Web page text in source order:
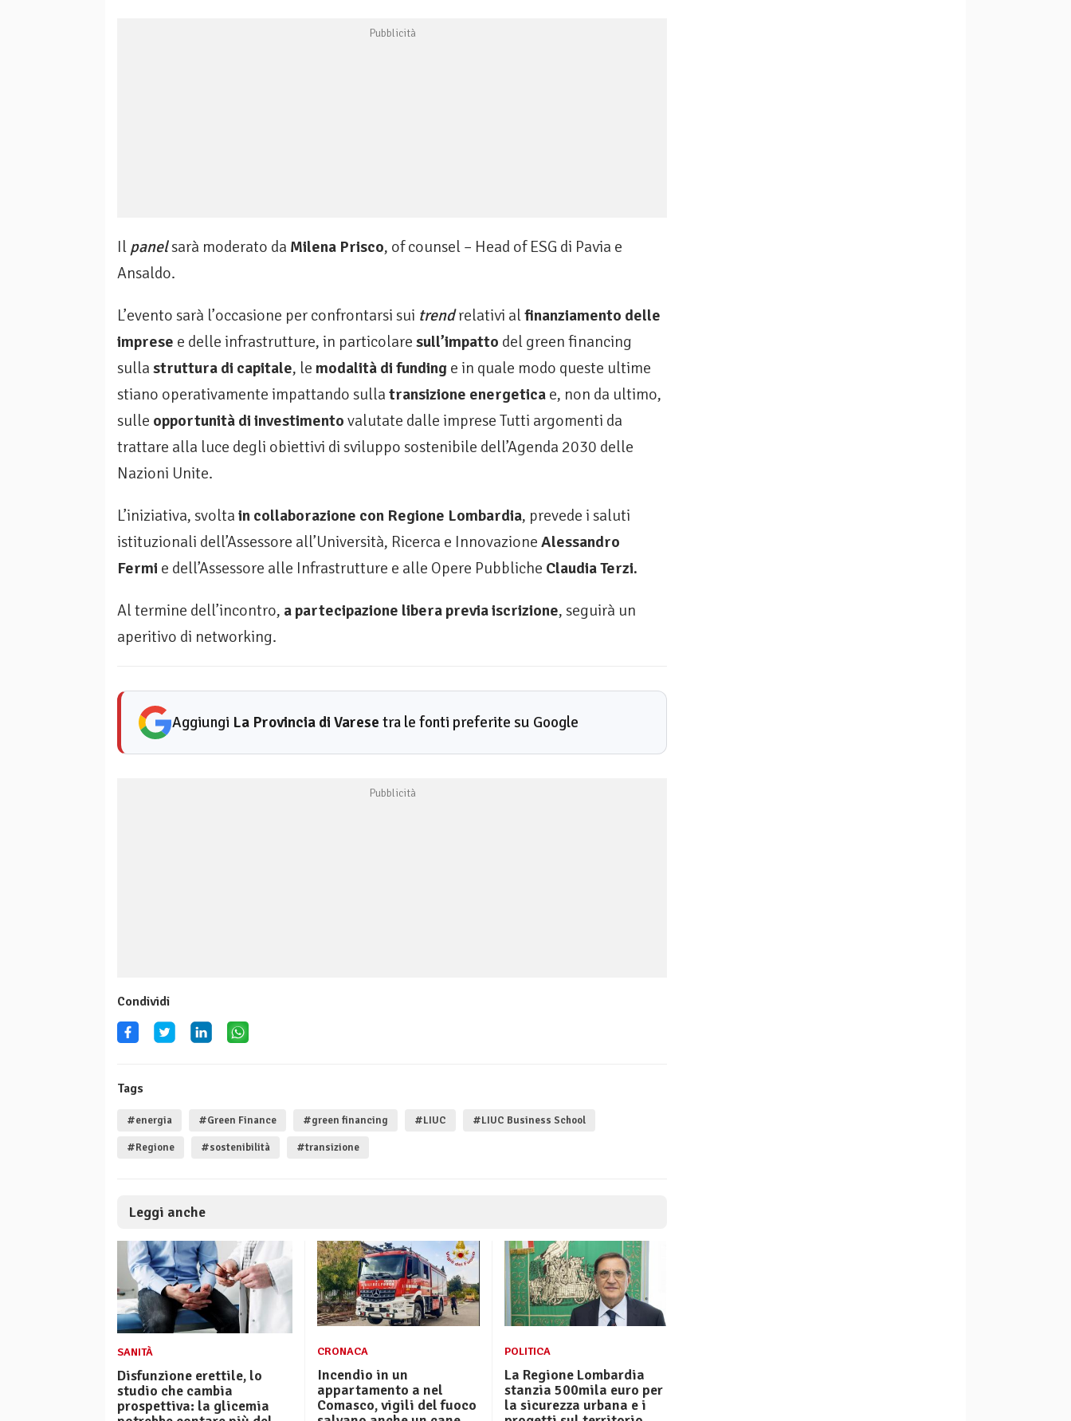
Il panelsarà moderato da Milena Prisco, of counsel – Head of ESG di Pavia e
Ansaldo.
L’evento sarà l’occasione per confrontarsi sui trendrelativi alfinanziamento delle
imprese e delle infrastrutture, in particolare sull’impatto del green financing
sulla struttura di capitale, le modalità di funding e in quale modo queste ultime
stiano operativamente impattando sulla transizione energetica e, non da ultimo,
sulle opportunità di investimento valutate dalle imprese Tutti argomenti da
trattare alla luce degli obiettivi di sviluppo sostenibile dell’Agenda 2030 delle
Nazioni Unite.
L’iniziativa, svolta in collaborazione con Regione Lombardia, prevede i saluti
istituzionali dell’Assessore all’Università, Ricerca e Innovazione Alessandro
Fermi e dell’Assessore alle Infrastrutture e alle Opere Pubbliche Claudia Terzi.
Al termine dell’incontro, a partecipazione libera previa iscrizione, seguirà un
aperitivo di networking.
Aggiungi La Provincia di Varese tra le fonti preferite su Google
Condividi
Tags
#energia #Green Finance #green financing #LIUC #LIUC Business School
#Regione #sostenibilità #transizione
Leggi anche
SANITÀ
Disfunzione erettile, lo
studio che cambia
prospettiva: la glicemia
CRONACA
Incendio in un
appartamento a nel
Comasco, vigili del fuoco
POLITICA
La Regione Lombardia
stanzia 500mila euro per
la sicurezza urbana e i